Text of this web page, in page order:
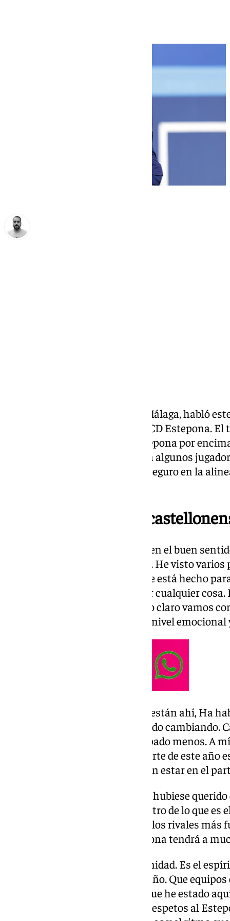
Sergio Pellicer, entrenador del Málaga, habló
ante el CD Estepona.
dificultad de enfrentarse al Estepona por
habló sobre la oportunidad para algunos
plantilla de Pellicer que estará seguro en la
Palabras del técnico
Estepona. “Es un rival que está en el buen
de Primera RFEF que de Tercera. He visto
que conozco. Es un proyecto que está hecho
es eso. A un partido puede pasar cualquier
dinámica. Nosotros para dejarlo claro vamos
partido de Liga. Sabemos que el nivel
Oportunidad. “Las estadísticas están ahí, Ha
a Alfonso todos los demás han ido cambiando.
y Moussa y Murillo han participado menos. A
habituales. No es excusa. Lo fuerte de este año
veo cosas que me gustan podrían estar en el
Jugar en La Línea. “El Estepona hubiese
Por la situación no pueden. Dentro de lo que
para el fútbol malagueño. Es de los rivales
Es un derbi. La afición de Estepona tendrá a
Copa. “Lo veo como una oportunidad. Es el
Vuelve un poco al fútbol de antaño. Que
tengan situaciones. Las veces que he estado
que queremos es con todos los respetos al